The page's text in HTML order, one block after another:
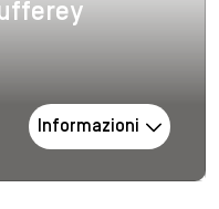
& Zufferey
Informazioni